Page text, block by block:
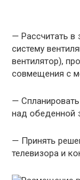
— Рассчитать
систему
вентилятор),
совмещения с
—
над обеденной
— Принять
телевизора и